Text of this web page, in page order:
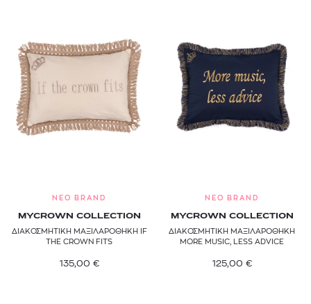
NEO BRAND
MYCROWN COLLECTION
ΔΙΑΚΟΣΜΗΤΙΚΗ ΜΑΞΙΛΑΡΟΘΗΚΗ IF
THE CROWN FITS
135,00 €
NEO BRAND
MYCROWN COLLECTION
ΔΙΑΚΟΣΜΗΤΙΚΗ ΜΑΞΙΛΑΡΟΘΗΚΗ
MORE MUSIC, LESS ADVICE
125,00 €